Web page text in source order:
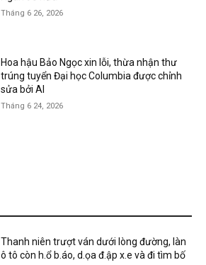
Tháng 6 26, 2026
Hoa hậu Bảo Ngọc xin lỗi, thừa nhận thư
trúng tuyển Đại học Columbia được chỉnh
sửa bởi AI
Tháng 6 24, 2026
Thanh niên trượt ván dưới lòng đường, làn
ô tô còn h.ổ b.áo, d.ọa đ.ập x.e và đi tìm bố